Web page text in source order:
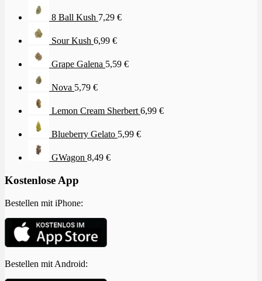
8 Ball Kush 7,29 €
Sour Kush 6,99 €
Grape Galena 5,59 €
Nova 5,79 €
Lemon Cream Sherbert 6,99 €
Blueberry Gelato 5,99 €
GWagon 8,49 €
Kostenlose App
Bestellen mit iPhone:
Bestellen mit Android: